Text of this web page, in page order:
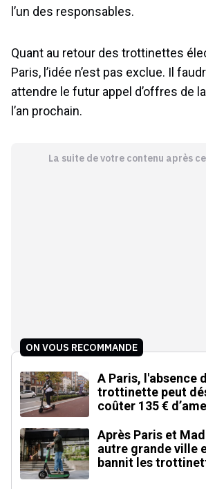
l’un des responsables.
Quant au retour des trottinettes
Paris, l’idée n’est pas exclue. Il
attendre le futur appel d’offres de
l’an prochain.
La suite de votre contenu après
ON VOUS RECOMMANDE
A Paris, l'absence
trottinette peut
coûter 135 €
Après Paris et
autre grande ville
bannit les